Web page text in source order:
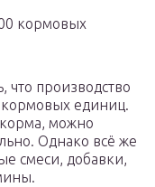
кормовых
что производство
кормовых единиц.
можно
Однако всё же
смеси, добавки,